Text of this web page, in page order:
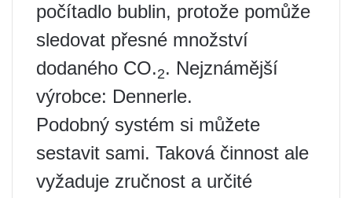
počítadlo bublin, protože pomůže
sledovat přesné množství
dodaného CO.2. Nejznámější
výrobce: Dennerle.
Podobný systém si můžete
sestavit sami. Taková činnost ale
vyžaduje zručnost a určité